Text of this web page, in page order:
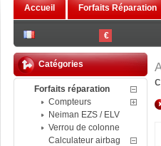
€
Accueil Forfaits Réparation
Catégories
Forfaits réparation
Compteurs
Neiman EZS / ELV
Verrou de colonne
Calculateur airbag